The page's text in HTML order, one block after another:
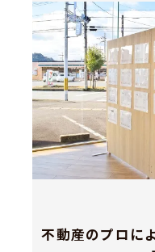
不動産のプロに